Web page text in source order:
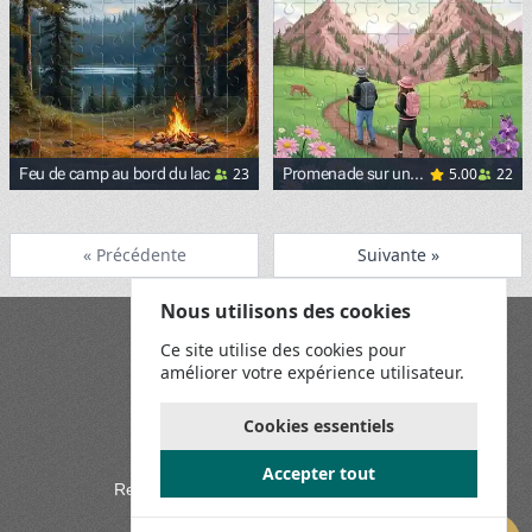
Feu de camp au bord du lac 23
Promenade sur un
sentier de montagne
5.00 22
« Précédente Suivante »
Rejoignez-nous sur les réseaux sociaux:
Playground
Conditions générales
Règles du jeu
Contactez-nous
Nous utilisons des cookies
Ce site utilise des cookies pour
améliorer votre expérience utilisateur.
Cookies essentiels
Accepter tout